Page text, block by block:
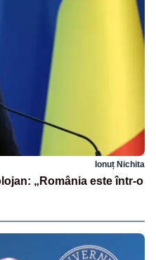
Ionuț Nichita
„România este într-o